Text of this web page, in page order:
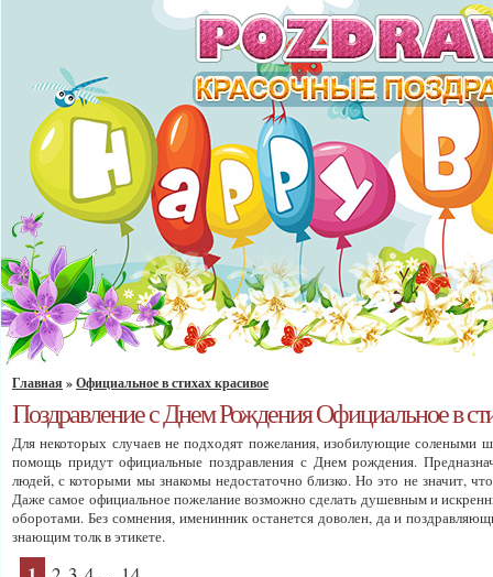
Главная »Официальное в стихах красивое
Поздравление с Днем Рождения Официальное в
Для некоторых случаев не подходят пожелания, изобилующие солеными
помощь придут официальные поздравления с Днем рождения.
людей, с которыми мы знакомы недостаточно близко. Но это не значит,
Даже самое официальное пожелание возможно сделать душевным и
оборотами. Без сомнения, именинник останется доволен, да и
знающим толк в этикете.